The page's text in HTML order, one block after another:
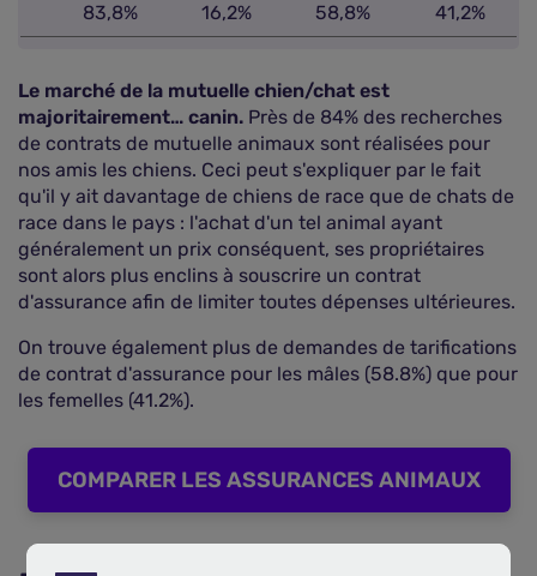
83,8% 16,2% 58,8% 41,2%
Le marché de la mutuelle chien/chat est
majoritairement… canin. Près de 84% des recherches
de contrats de mutuelle animaux sont réalisées pour
nos amis les chiens. Ceci peut s'expliquer par le fait
qu'il y ait davantage de chiens de race que de chats de
race dans le pays : l'achat d'un tel animal ayant
généralement un prix conséquent, ses propriétaires
sont alors plus enclins à souscrire un contrat
d'assurance afin de limiter toutes dépenses ultérieures.
On trouve également plus de demandes de tarifications
de contrat d'assurance pour les mâles (58.8%) que pour
les femelles (41.2%).
COMPARER LES ASSURANCES ANIMAUX